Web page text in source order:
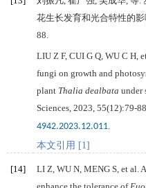
花生长发育和光合特性的影
88.
LIU Z F, CUI G Q, WU C H,
fungi on growth and
plant Thalia dealbata under
Sciences, 2023, 55(12):79-
4942.2023.12.011.
本文引用 [1]
[14] LI Z, WU N, MENG S, et al.